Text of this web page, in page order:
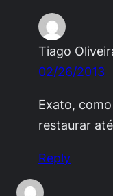
Tiago
02/26/2013
Exato,
restaurar
Reply